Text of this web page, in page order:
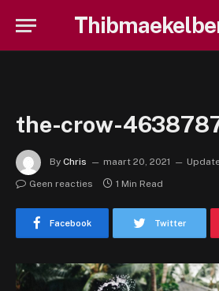
the-crow-
By Chris maart 20, 2021
Geen reacties
1 Min Read
Facebook Twitter